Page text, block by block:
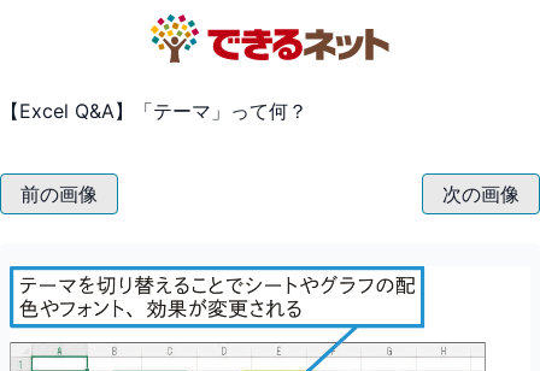
【Excel Q&A】「テーマ」って何？
前の画像 次の画像